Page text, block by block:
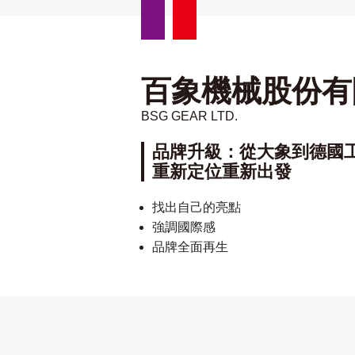
百象機械股份
BSG GEAR LTD.
品牌升級：從大象到德國
重新定位重新出發
找出自己的亮點
強調國際感
品牌全面再生